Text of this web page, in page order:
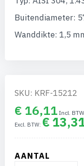
afbeeldingen-
Buitendiameter:
Wanddikte: 1,5
SKU: KRF-15212
€ 16,11
€
AANTAL